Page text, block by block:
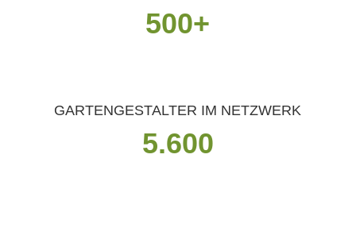
500+
GARTENGESTALTER IM NETZWERK
5.600